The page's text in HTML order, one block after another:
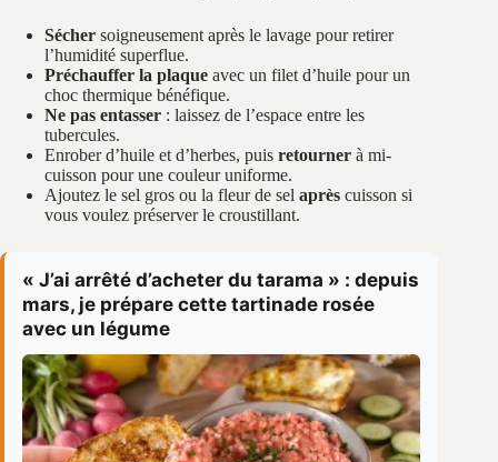
Sécher soigneusement après le lavage pour retirer
l’humidité superflue.
Préchauffer la plaque avec un filet d’huile pour un
choc thermique bénéfique.
Ne pas entasser : laissez de l’espace entre les
tubercules.
Enrober d’huile et d’herbes, puis retourner à mi-
cuisson pour une couleur uniforme.
Ajoutez le sel gros ou la fleur de sel après cuisson si
vous voulez préserver le croustillant.
« J’ai arrêté d’acheter du tarama » : depuis
mars, je prépare cette tartinade rosée
avec un légume